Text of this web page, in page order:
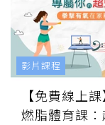
【免費線上
燃脂體育課
影片課程